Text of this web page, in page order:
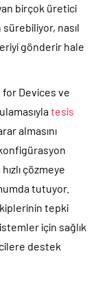
birçok üretici
nasıl
gönderir hale
Devices ve
tesis
almasını
çözmeye
tutuyor.
tepki
için sağlık
destek